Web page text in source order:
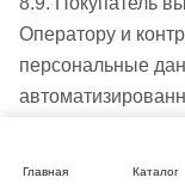
Оператору и
персональные
Главная Каталог